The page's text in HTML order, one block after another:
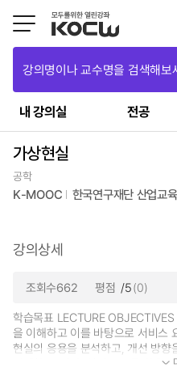
강의명이나 교수명을 검색해보
내 강의실 전공
가상현실
공학
K-MOOC 한국연구재단 산업교
강의상세
조회수662 평점 /5(0)
학습목표 LECTURE
을 이해하고 이를 바탕으로 서비스
현실의 응용을 분석하고, 개선 방
설계할 수 있다. 최신 도구를 활용...